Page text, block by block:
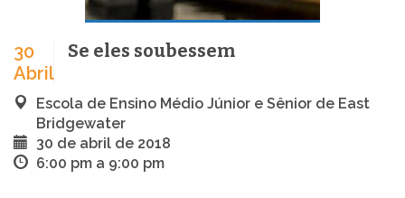
30
Abril
Se eles soubessem
Escola de Ensino Médio Júnior e Sênior de East
Bridgewater
30 de abril de 2018
6:00 pm a 9:00 pm